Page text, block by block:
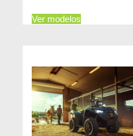
Ver modelos